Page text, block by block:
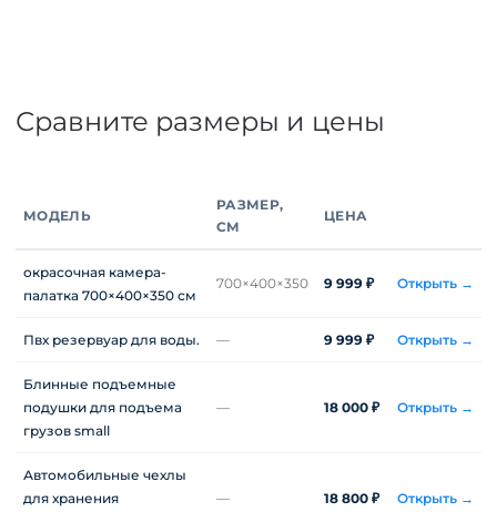
Сравните размеры и цены
МОДЕЛЬ
РАЗМЕР,
СМ
ЦЕНА
окрасочная камера-
палатка 700×400×350 см
700×400×350 9 999 ₽ Открыть →
Пвх резервуар для воды. — 9 999 ₽ Открыть →
Блинные подъемные
подушки для подъема
грузов small
— 18 000 ₽ Открыть →
Автомобильные чехлы
для хранения
— 18 800 ₽ Открыть →